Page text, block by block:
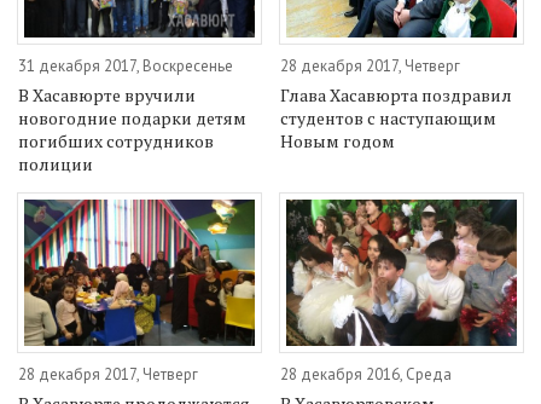
31 декабря 2017, Воскресенье
В Хасавюрте вручили
новогодние подарки детям
погибших сотрудников
полиции
28 декабря 2017, Четверг
Глава Хасавюрта поздравил
студентов с наступающим
Новым годом
28 декабря 2017, Четверг 28 декабря 2016, Среда